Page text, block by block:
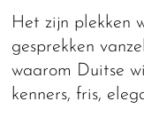
Het zijn plekken
gesprekken
waarom Duitse
kenners, fris,